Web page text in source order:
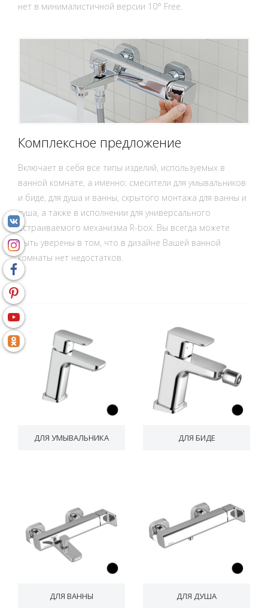
нет в минималистичной версии 10° Free.
Комплексное предложение
Включает в себя все типы изделий, используемых в
ванной комнате, а именно: смесители для умывальников
и биде, для душа и ванны, скрытого монтажа для ванны и
душа, а также в исполнении для универсального
встраиваемого механизма R-box. Вы всегда можете
быть уверены в том, что в дизайне Вашей ванной
комнаты нет недостатков.
ДЛЯ УМЫВАЛЬНИКА ДЛЯ БИДЕ
ДЛЯ ВАННЫ ДЛЯ ДУША